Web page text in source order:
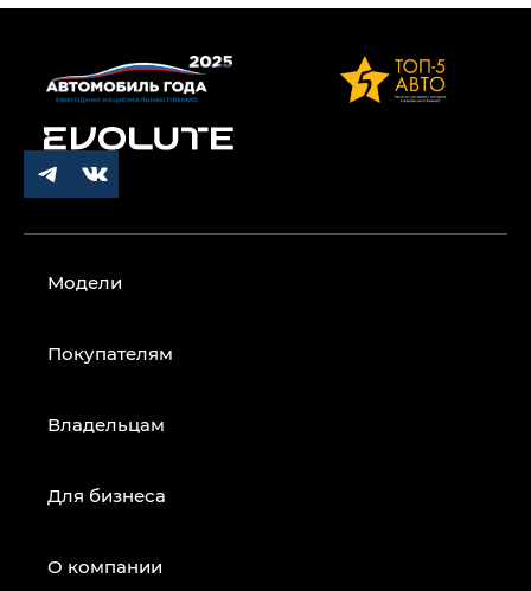
Модели
Покупателям
Владельцам
Для бизнеса
О компании